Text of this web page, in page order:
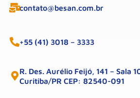
contato@besan.com.br
+55 (41) 3018 – 3333
R. Des. Aurélio Feijó, 141 – Sala
Curitiba/PR CEP: 82540-091